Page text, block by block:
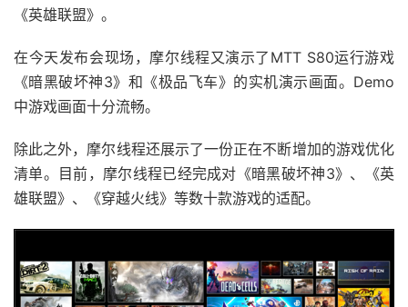
《英雄联盟》。
在今天发布会现场，摩尔线程又演示了MTT S80运行游戏
《暗黑破坏神3》和《极品飞车》的实机演示画面。Demo
中游戏画面十分流畅。
除此之外，摩尔线程还展示了一份正在不断增加的游戏优化
清单。目前，摩尔线程已经完成对《暗黑破坏神3》、《英
雄联盟》、《穿越火线》等数十款游戏的适配。